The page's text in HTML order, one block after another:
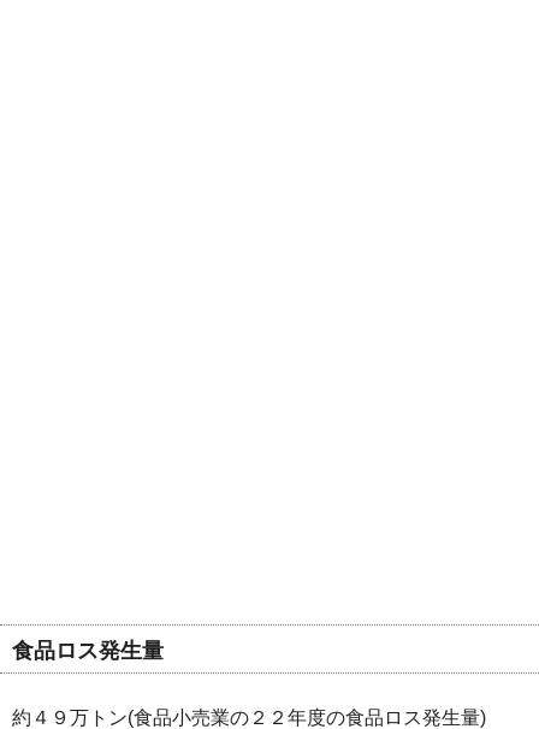
食品ロス発生量
約４９万トン(食品小売業の２２年度の食品ロス発生量)